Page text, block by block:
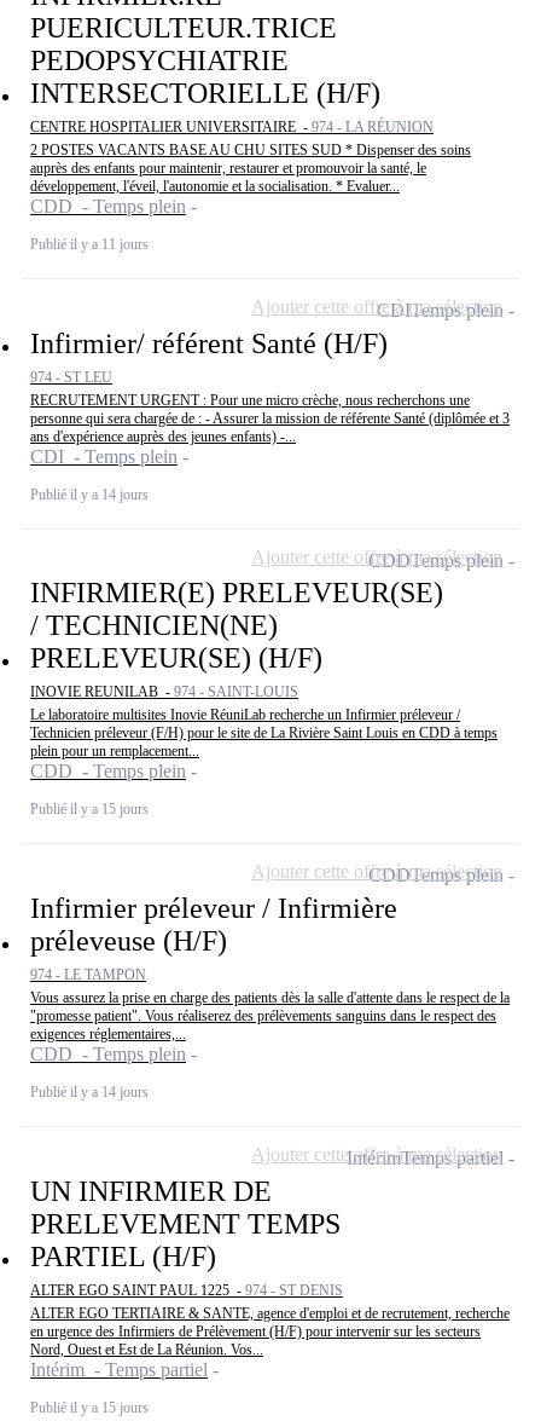
PUERICULTEUR.TRICE
PEDOPSYCHIATRIE
INTERSECTORIELLE (H/F)
CENTRE HOSPITALIER UNIVERSITAIRE - 974 - LA RÉUNION
2 POSTES VACANTS BASE AU CHU SITES SUD * Dispenser des soins
auprès des enfants pour maintenir, restaurer et promouvoir la santé, le
développement, l'éveil, l'autonomie et la socialisation. * Evaluer...
CDD - Temps plein
Publié il y a 11 jours
Infirmier/ référent Santé (H/F)
974 - ST LEU
RECRUTEMENT URGENT : Pour une micro crèche, nous recherchons une
personne qui sera chargée de : - Assurer la mission de référente Santé (diplômée et 3
ans d'expérience auprès des jeunes enfants) -...
CDI - Temps plein
Publié il y a 14 jours
CDITemps plein
Ajouter cette offre à ma sélection
INFIRMIER(E) PRELEVEUR(SE)
/ TECHNICIEN(NE)
PRELEVEUR(SE) (H/F)
INOVIE REUNILAB - 974 - SAINT-LOUIS
Le laboratoire multisites Inovie RéuniLab recherche un Infirmier préleveur /
Technicien préleveur (F/H) pour le site de La Rivière Saint Louis en CDD à temps
plein pour un remplacement...
CDD - Temps plein
Publié il y a 15 jours
CDDTemps plein
Ajouter cette offre à ma sélection
Infirmier préleveur / Infirmière
préleveuse (H/F)
974 - LE TAMPON
Vous assurez la prise en charge des patients dès la salle d'attente dans le respect de la
"promesse patient". Vous réaliserez des prélèvements sanguins dans le respect des
exigences réglementaires,...
CDD - Temps plein
Publié il y a 14 jours
CDDTemps plein
Ajouter cette offre à ma sélection
UN INFIRMIER DE
PRELEVEMENT TEMPS
PARTIEL (H/F)
ALTER EGO SAINT PAUL 1225 - 974 - ST DENIS
ALTER EGO TERTIAIRE & SANTE, agence d'emploi et de recrutement, recherche
en urgence des Infirmiers de Prélèvement (H/F) pour intervenir sur les secteurs
Nord, Ouest et Est de La Réunion. Vos...
Intérim - Temps partiel
Publié il y a 15 jours
IntérimTemps partiel
Ajouter cette offre à ma sélection